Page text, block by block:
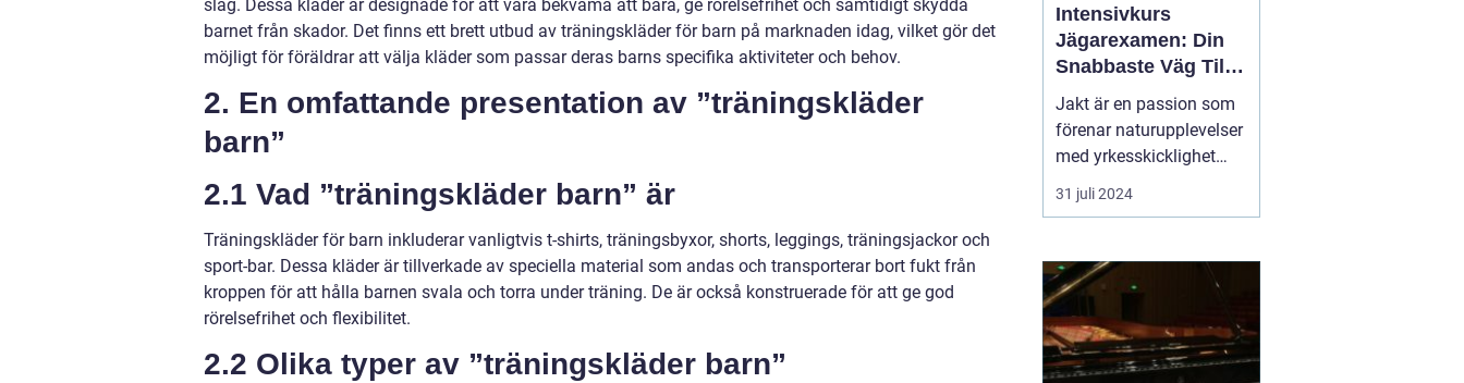
slag. Dessa kläder är designade för att vara bekväma att bära, ge rörelsefrihet och samtidigt skydda
barnet från skador. Det finns ett brett utbud av träningskläder för barn på marknaden idag, vilket gör det
möjligt för föräldrar att välja kläder som passar deras barns specifika aktiviteter och behov.
2. En omfattande presentation av ”träningskläder
barn”
2.1 Vad ”träningskläder barn” är
Träningskläder för barn inkluderar vanligtvis t-shirts, träningsbyxor, shorts, leggings, träningsjackor och
sport-bar. Dessa kläder är tillverkade av speciella material som andas och transporterar bort fukt från
kroppen för att hålla barnen svala och torra under träning. De är också konstruerade för att ge god
rörelsefrihet och flexibilitet.
2.2 Olika typer av ”träningskläder barn”
Intensivkurs
Jägarexamen: Din
Snabbaste Väg Till
Jaktlycka
Jakt är en passion som
förenar naturupplevelser
med yrkesskicklighet
och ansvarstagande för
viltvården. För att
Sverige krävs en
jägarexamen. Och för
den som snabbt vill ta
steget ...
31 juli 2024